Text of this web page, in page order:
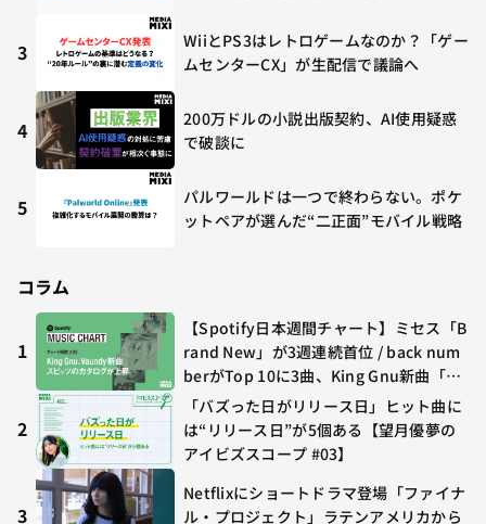
3
WiiとPS3はレトロゲームなのか？「ゲー
ムセンターCX」が生配信で議論へ
4
200万ドルの小説出版契約、AI使用疑惑
で破談に
5
パルワールドは一つで終わらない。ポケ
ットペアが選んだ“二正面”モバイル戦略
コラム
1
【Spotify日本週間チャート】ミセス「B
rand New」が3週連続首位 / back num
berがTop 10に3曲、King Gnu新曲「G
O GHOST」が初登場〜集計期間：2026
年7/24〜7/30
2
「バズった日がリリース日」ヒット曲に
は“リリース日”が5個ある【望月優夢の
アイビズスコープ #03】
3
Netflixにショートドラマ登場「ファイナ
ル・プロジェクト」ラテンアメリカから